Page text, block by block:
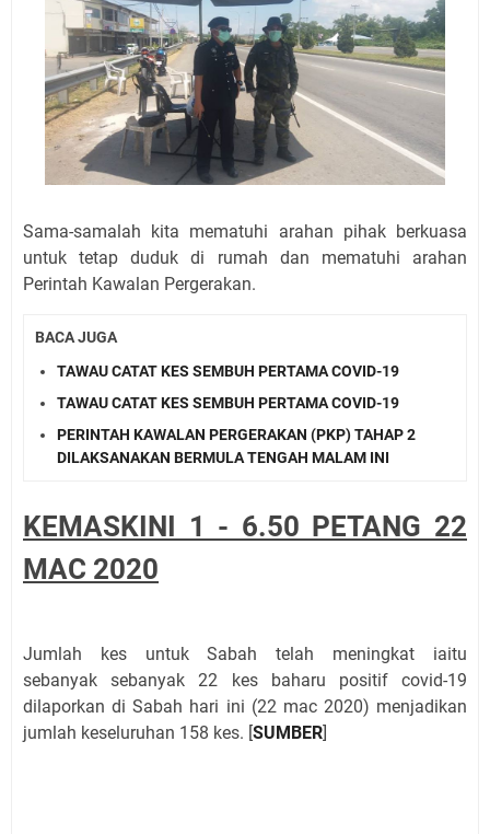
Sama-samalah kita mematuhi arahan pihak berkuasa
untuk tetap duduk di rumah dan mematuhi arahan
Perintah Kawalan Pergerakan.
BACA JUGA
TAWAU CATAT KES SEMBUH PERTAMA COVID-19
TAWAU CATAT KES SEMBUH PERTAMA COVID-19
PERINTAH KAWALAN PERGERAKAN (PKP) TAHAP 2
DILAKSANAKAN BERMULA TENGAH MALAM INI
KEMASKINI 1 - 6.50 PETANG 22
MAC 2020
Jumlah kes untuk Sabah telah meningkat iaitu
sebanyak sebanyak 22 kes baharu positif covid-19
dilaporkan di Sabah hari ini (22 mac 2020) menjadikan
jumlah keseluruhan 158 kes. [SUMBER]